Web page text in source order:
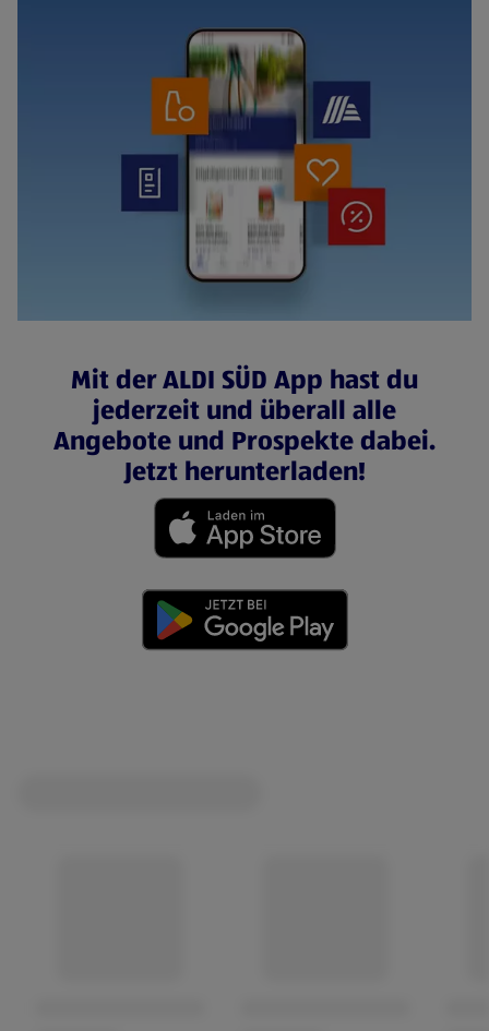
Mit der ALDI SÜD App hast du
jederzeit und überall alle
Angebote und Prospekte dabei.
Jetzt herunterladen!